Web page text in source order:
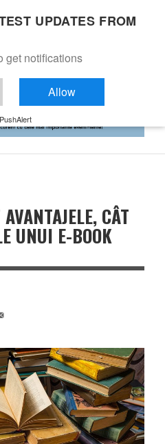
CÂT
UNUI E-BOOK
UPDATES FROM
get notifications
Allow